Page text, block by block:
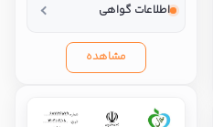
اطلاعات گواهی
مشاهده